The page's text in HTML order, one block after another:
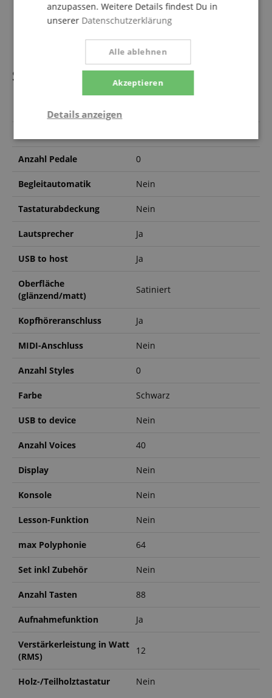
1 x Roland GO-88PX GO:PIANO88
1 x Notenhalter
Spezifikation
Artikelnummer
Anzahl Pedale 0
Begleitautomatik Nein
Tastaturabdeckung Nein
Lautsprecher Ja
USB to host Ja
Oberfläche
(glänzend/matt)
Satiniert
Kopfhöreranschluss Ja
MIDI-Anschluss Nein
Anzahl Styles 0
Farbe Schwarz
USB to device Nein
Anzahl Voices 40
Display Nein
Konsole Nein
Lesson-Funktion Nein
max Polyphonie 64
Set inkl Zubehör Nein
Anzahl Tasten 88
Aufnahmefunktion Ja
Verstärkerleistung in Watt
(RMS)
12
Holz-/Teilholztastatur Nein
anzupassen. Weitere Details findest Du in
unserer Datenschutzerklärung
Akzeptieren
Alle ablehnen
Details anzeigen
Statistik Marketing Funktional
wie Besucher die Website nutzen, z.B. Analyse-
identifizieren.
Cookie
91347
www.kirstein.at
1
Minuten